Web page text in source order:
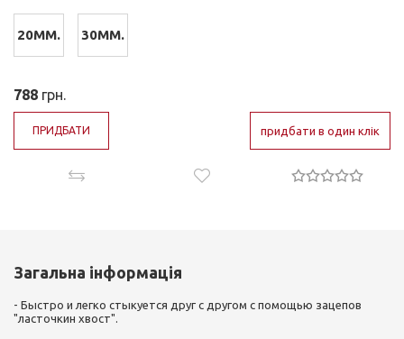
20ММ. 30ММ.
788 грн.
ПРИДБАТИ придбати в один клік
Загальна інформація
- Быстро и легко стыкуется друг с другом с помощью зацепов
"ласточкин хвост".